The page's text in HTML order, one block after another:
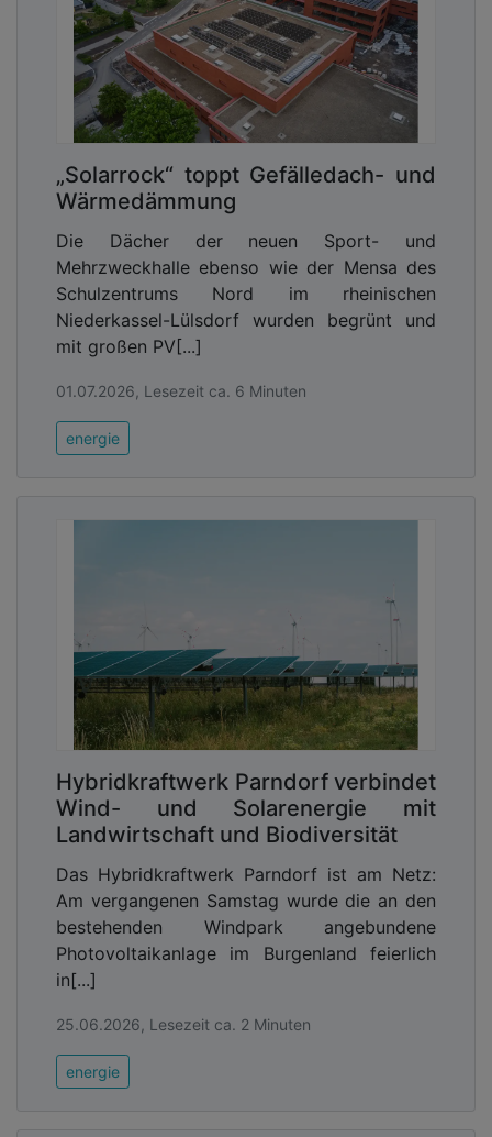
„Solarrock“ toppt Gefälledach- und
Wärmedämmung
Die Dächer der neuen Sport- und
Mehrzweckhalle ebenso wie der Mensa des
Schulzentrums Nord im rheinischen
Niederkassel-Lülsdorf wurden begrünt und
mit großen PV[...]
01.07.2026, Lesezeit ca. 6 Minuten
energie
Hybridkraftwerk Parndorf verbindet
Wind- und Solarenergie mit
Landwirtschaft und Biodiversität
Das Hybridkraftwerk Parndorf ist am Netz:
Am vergangenen Samstag wurde die an den
bestehenden Windpark angebundene
Photovoltaikanlage im Burgenland feierlich
in[...]
25.06.2026, Lesezeit ca. 2 Minuten
energie